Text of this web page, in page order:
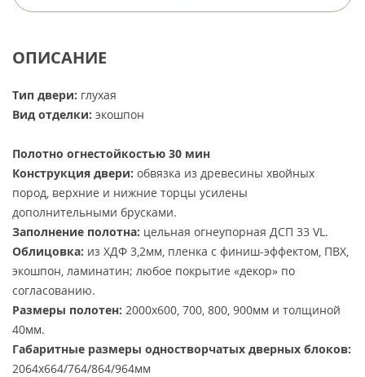
ОПИСАНИЕ
Тип двери: глухая
Вид отделки: экошпон
Полотно огнестойкостью 30 мин
Конструкция двери: обвязка из древесины хвойных
пород, верхние и нижние торцы усилены
дополнительными брусками.
Заполнение полотна: цельная огнеупорная ДСП 33 VL.
Облицовка: из ХДФ 3,2мм, пленка с финиш-эффектом, ПВХ,
экошпон, ламинатин; любое покрытие «декор» по
согласованию.
Размеры полотен: 2000х600, 700, 800, 900мм и толщиной
40мм.
Габаритные размеры одностворчатых дверных блоков:
2064х664/764/864/964мм